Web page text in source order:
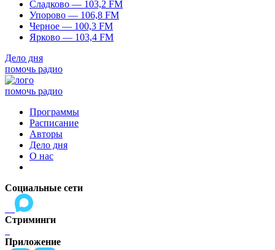
Сладково — 103,2 FM
Упорово — 106,8 FM
Черное — 100,3 FM
Ярково — 103,4 FM
Дело дня
помочь радио
помочь радио
Программы
Расписание
Авторы
Дело дня
О нас
Социальные сети
Стриминги
Приложение